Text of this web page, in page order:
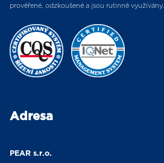
prověřené, odzkoušené a jsou rutinně využívány.
Adresa
PEAR s.r.o.